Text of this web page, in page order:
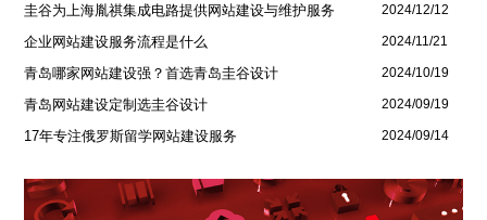
圭谷为上海胤祺集成电路提供网站建设与维护服务 2024/12/12
企业网站建设服务流程是什么 2024/11/21
青岛哪家网站建设强？首选青岛圭谷设计 2024/10/19
青岛网站建设定制选圭谷设计 2024/09/19
17年专注俄罗斯留学网站建设服务 2024/09/14